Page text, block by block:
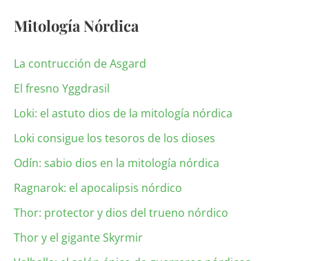
Mitología Nórdica
La contrucción de Asgard
El fresno Yggdrasil
Loki: el astuto dios de la mitología nórdica
Loki consigue los tesoros de los dioses
Odín: sabio dios en la mitología nórdica
Ragnarok: el apocalipsis nórdico
Thor: protector y dios del trueno nórdico
Thor y el gigante Skyrmir